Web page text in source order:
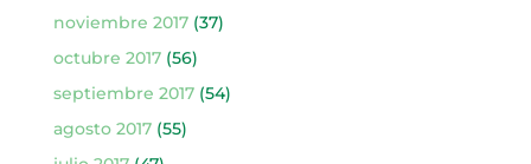
noviembre 2017(37)
octubre 2017(56)
septiembre 2017(54)
agosto 2017(55)